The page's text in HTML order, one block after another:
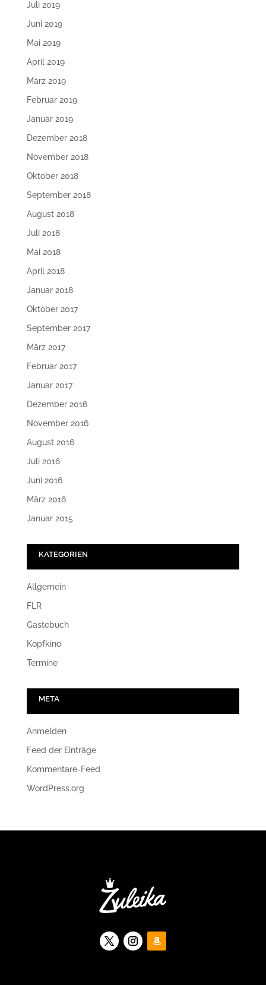
Juli 2019
Juni 2019
Mai 2019
April 2019
März 2019
Februar 2019
Januar 2019
Dezember 2018
November 2018
Oktober 2018
September 2018
August 2018
Juli 2018
Mai 2018
April 2018
Januar 2018
Oktober 2017
September 2017
März 2017
Februar 2017
Januar 2017
Dezember 2016
November 2016
August 2016
Juli 2016
Juni 2016
März 2016
Januar 2015
KATEGORIEN
Allgemein
FLR
Gästebuch
Kopfkino
Termine
META
Anmelden
Feed der Einträge
Kommentare-Feed
WordPress.org